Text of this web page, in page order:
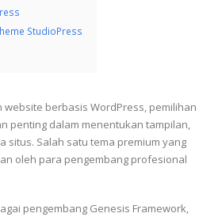
StudioPress
website berbasis WordPress, pemilihan
penting dalam menentukan tampilan,
situs. Salah satu tema premium yang
oleh para pengembang profesional
pengembang Genesis Framework,